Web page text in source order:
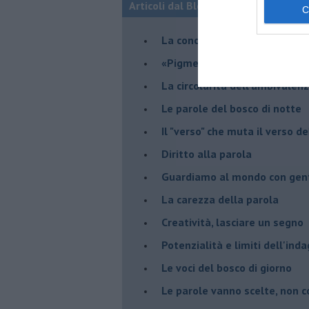
Articoli dal Blog “VERSI-AMO” di
La conclusione del viaggio
​«Pigmenti d'anima»
La circolarità
Le parole del bosco di notte
Il "verso" che muta il verso
Diritto alla parola
​Guardiamo al mondo con
La carezza della parola
Creatività, lasciare un segno
Potenzialità e limiti
Le voci del bosco di giorno
Le parole vanno scelte, non